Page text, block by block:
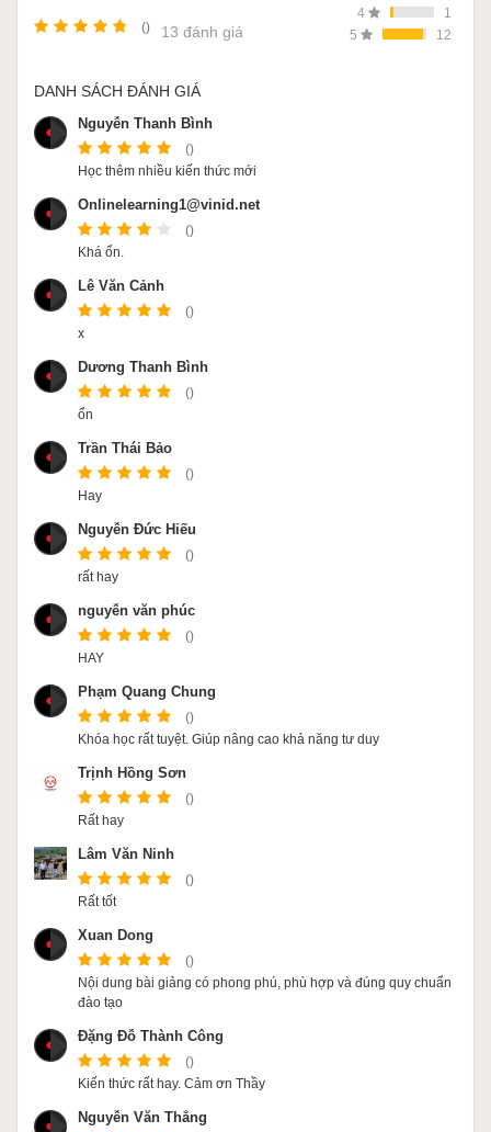
() 13 đánh giá
4
1
5
12
DANH SÁCH ĐÁNH GIÁ
Nguyễn Thanh Bình
()
Học thêm nhiều kiến thức mới
Onlinelearning1@vinid.net
()
Khá ổn.
Lê Văn Cảnh
()
x
Dương Thanh Bình
()
ổn
Trần Thái Bảo
()
Hay
Nguyễn Đức Hiếu
()
rất hay
nguyễn văn phúc
()
HAY
Phạm Quang Chung
()
Khóa học rất tuyệt. Giúp nâng cao khả năng tư duy
Trịnh Hồng Sơn
()
Rất hay
Lâm Văn Ninh
()
Rất tốt
Xuan Dong
()
Nội dung bài giảng có phong phú, phù hợp và đúng quy chuẩn
đào tạo
Đặng Đỗ Thành Công
()
Kiến thức rất hay. Cảm ơn Thầy
Nguyễn Văn Thắng